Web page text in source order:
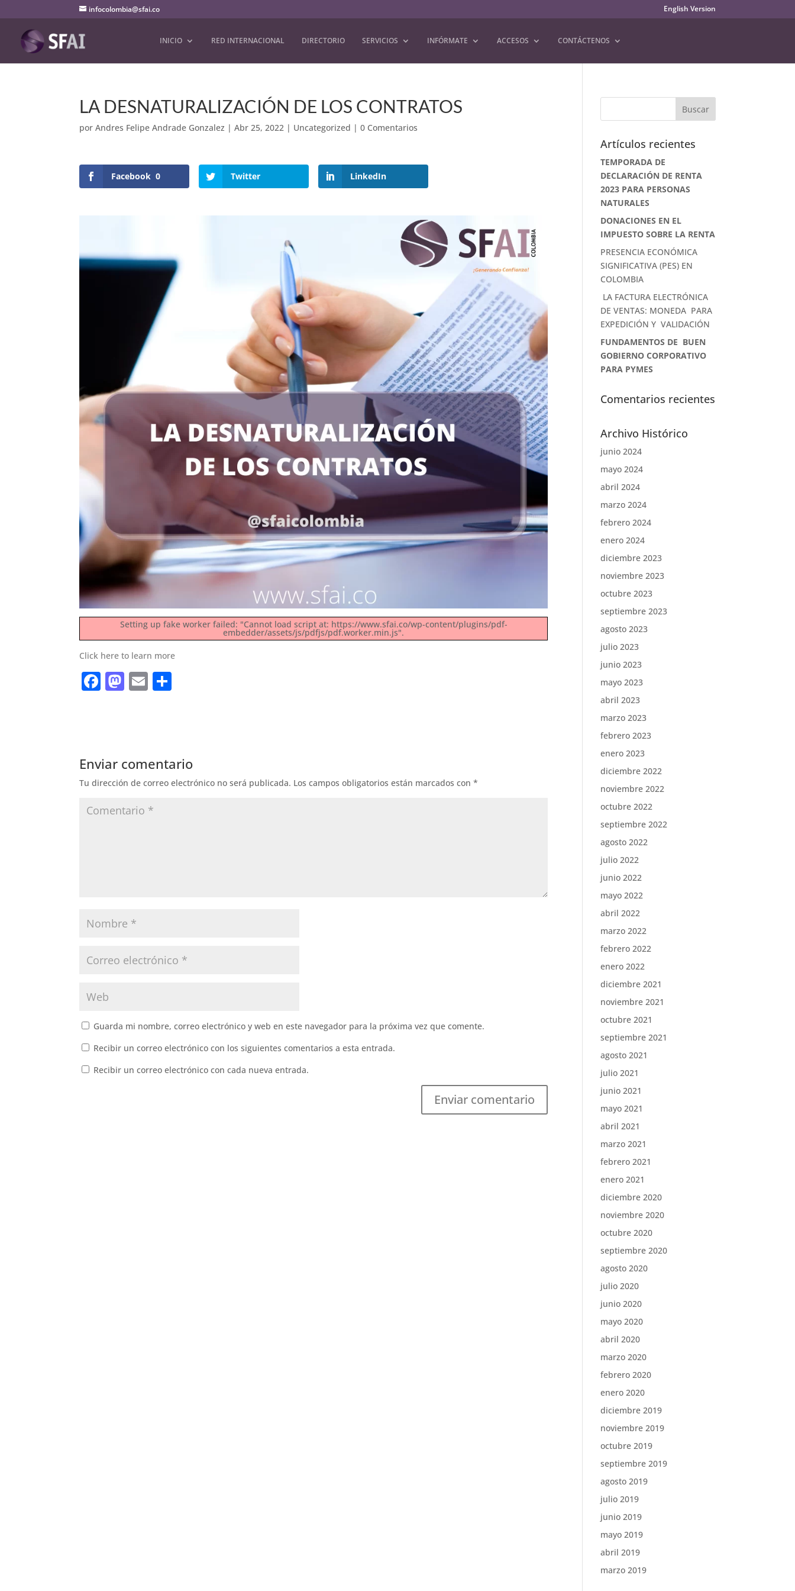
infocolombia@sfai.co English Version
INICIO RED INTERNACIONAL DIRECTORIO SERVICIOS INFÓRMATE ACCESOS CONTÁCTENOS
LA DESNATURALIZACIÓN DE LOS CONTRATOS
porAndres Felipe Andrade Gonzalez |Abr 25, 2022 | Uncategorized |0 Comentarios
Facebook 0 Twitter LinkedIn
Setting up fake worker failed: "Cannot load script at: https://www.sfai.co/wp-content/plugins/pdf-
embedder/assets/js/pdfjs/pdf.worker.min.js".
Click here to learn more
F
b
o
o
k
M
d
o
n
E
Enviar comentario
Tu dirección de correo electrónico no será publicada. Los campos obligatorios están marcados con*
Guarda mi nombre, correo electrónico y web en este navegador para la próxima vez que comente.
Recibir un correo electrónico con los siguientes comentarios a esta entrada.
Recibir un correo electrónico con cada nueva entrada.
Artículos recientes
TEMPORADA DE
DECLARACIÓN DE RENTA
2023 PARA PERSONAS
NATURALES
DONACIONES EN EL
IMPUESTO SOBRE LA RENTA
PRESENCIA ECONÓMICA
SIGNIFICATIVA (PES) EN
COLOMBIA
LA FACTURA ELECTRÓNICA
DE VENTAS: MONEDA PARA
EXPEDICIÓN Y VALIDACIÓN
FUNDAMENTOS DE BUEN
GOBIERNO CORPORATIVO
PARA PYMES
Comentarios recientes
Archivo Histórico
junio 2024
mayo 2024
abril 2024
marzo 2024
febrero 2024
enero 2024
diciembre 2023
noviembre 2023
octubre 2023
septiembre 2023
agosto 2023
julio 2023
junio 2023
mayo 2023
abril 2023
marzo 2023
febrero 2023
enero 2023
diciembre 2022
noviembre 2022
octubre 2022
septiembre 2022
agosto 2022
julio 2022
junio 2022
mayo 2022
abril 2022
marzo 2022
febrero 2022
enero 2022
diciembre 2021
noviembre 2021
octubre 2021
septiembre 2021
agosto 2021
julio 2021
junio 2021
mayo 2021
abril 2021
marzo 2021
febrero 2021
enero 2021
diciembre 2020
noviembre 2020
octubre 2020
septiembre 2020
agosto 2020
julio 2020
junio 2020
mayo 2020
abril 2020
marzo 2020
febrero 2020
enero 2020
diciembre 2019
noviembre 2019
octubre 2019
septiembre 2019
agosto 2019
julio 2019
junio 2019
mayo 2019
abril 2019
marzo 2019